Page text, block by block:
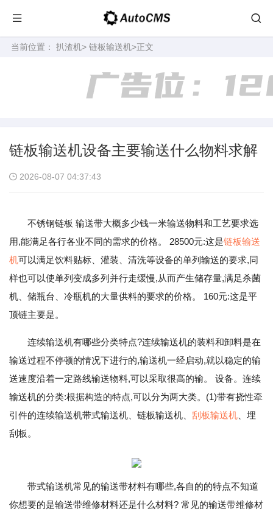
当前位置： 扒渣机> 链板输送机>正文
链板输送机设备主要输送什么物料求解
2026-08-07 04:37:43
不锈钢链板 输送带大概多少钱一米输送物料和工艺要求选
用,能满足各行各业不同的需求的价格。 28500元:这是链板输送
机可以满足饮料贴标、灌装、清洗等设备的单列输送的要求,同
样也可以使单列变成多列并行走缓慢,从而产生储存量,满足杀菌
机、储瓶台、冷瓶机的大量供料的要求的价格。 160元:这是平
顶链主要是。
连续输送机有哪些分类特点?连续输送机的装料和卸料是在
输送过程不停顿的情况下进行的,输送机一经启动,就以稳定的输
送速度沿着一定路线输送物料,可以采取很高的输。 设备。连续
输送机的分类:根据构造的特点,可以分为两大类。(1)带有挠性牵
引件的连续输送机带式输送机、链板输送机、 刮板输送机 、埋
刮板。
带式输送机常见的输送带材料有哪些,各自的的特点不知道
你想要的是输送带维修材料还是什么材料? 常见的输送带维修材